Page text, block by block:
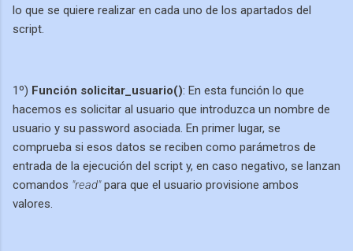
lo que se quiere realizar en cada uno de los apartados del
script.
1º) Función solicitar_usuario(): En esta función lo que
hacemos es solicitar al usuario que introduzca un nombre de
usuario y su password asociada. En primer lugar, se
comprueba si esos datos se reciben como parámetros de
entrada de la ejecución del script y, en caso negativo, se lanzan
comandos "read"para que el usuario provisione ambos
valores.